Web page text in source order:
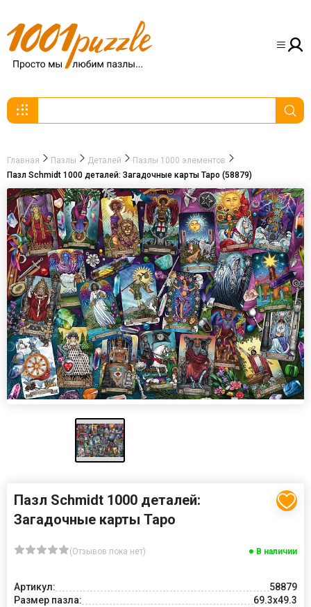
Главная Пазлы Деталей
Пазлы 1000 элементов
Пазл Schmidt 1000 деталей: Загадочные карты Таро (58879)
Пазл Schmidt 1000 деталей:
Загадочные карты Таро
(Отзывов пока нет) В наличии
Артикул:
58879
Размер пазла:
69.3x49.3